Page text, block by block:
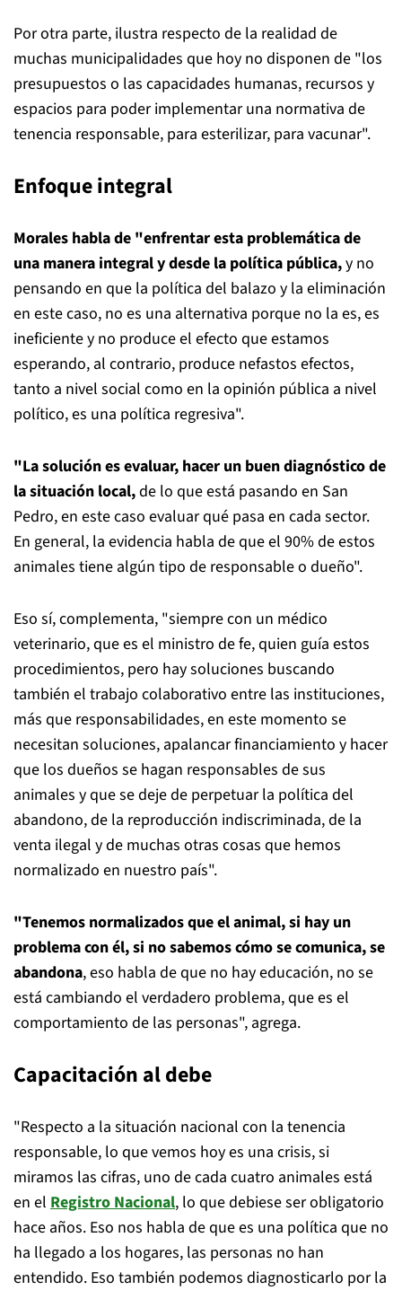
Por otra parte, ilustra respecto de la realidad de
muchas municipalidades que hoy no disponen de "los
presupuestos o las capacidades humanas, recursos y
espacios para poder implementar una normativa de
tenencia responsable, para esterilizar, para vacunar".
Enfoque integral
Morales habla de "enfrentar esta problemática de
una manera integral y desde la política pública,y no
pensando en que la política del balazo y la eliminación
en este caso, no es una alternativa porque no la es, es
ineficiente y no produce el efecto que estamos
esperando, al contrario, produce nefastos efectos,
tanto a nivel social como en la opinión pública a nivel
político, es una política regresiva".
"La solución es evaluar, hacer un buen diagnóstico de
la situación local,de lo que está pasando en San
Pedro, en este caso evaluar qué pasa en cada sector.
En general, la evidencia habla de que el 90% de estos
animales tiene algún tipo de responsable o dueño".
Eso sí, complementa, "siempre con un médico
veterinario, que es el ministro de fe, quien guía estos
procedimientos, pero hay soluciones buscando
también el trabajo colaborativo entre las instituciones,
más que responsabilidades, en este momento se
necesitan soluciones, apalancar financiamiento y hacer
que los dueños se hagan responsables de sus
animales y que se deje de perpetuar la política del
abandono, de la reproducción indiscriminada, de la
venta ilegal y de muchas otras cosas que hemos
normalizado en nuestro país".
"Tenemos normalizados que el animal, si hay un
problema con él, si no sabemos cómo se comunica, se
abandona, eso habla de que no hay educación, no se
está cambiando el verdadero problema, que es el
comportamiento de las personas", agrega.
Capacitación al debe
"Respecto a la situación nacional con la tenencia
responsable, lo que vemos hoy es una crisis, si
miramos las cifras, uno de cada cuatro animales está
en el Registro Nacional, lo que debiese ser obligatorio
hace años. Eso nos habla de que es una política que no
ha llegado a los hogares, las personas no han
entendido. Eso también podemos diagnosticarlo por la